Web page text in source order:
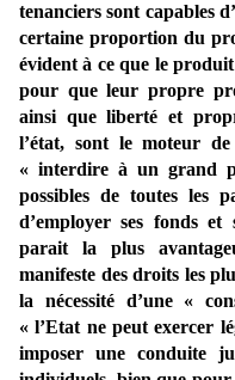
tenanciers sont capables
certaine proportion du
évident à ce que le
pour que leur propre
ainsi que liberté et
l’état, sont le moteur
« interdire à un grand
possibles de toutes les
d’employer ses fonds
parait la plus
manifeste des droits les
la nécessité d’une «
« l’Etat ne peut exercer
imposer une conduite